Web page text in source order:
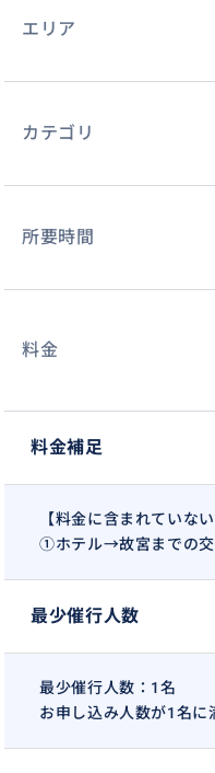
おすすめ
エリア
カテゴリ
所要時間
料金
料金補足
【料金に含まれていない
①ホテル→故宮までの交
最少催行人数
最少催行人数：1名
お申し込み人数が1名に